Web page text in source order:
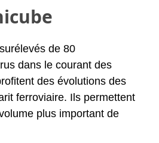
de 80
dans le courant des
des évolutions des
ferroviaire. Ils permettent
plus important de